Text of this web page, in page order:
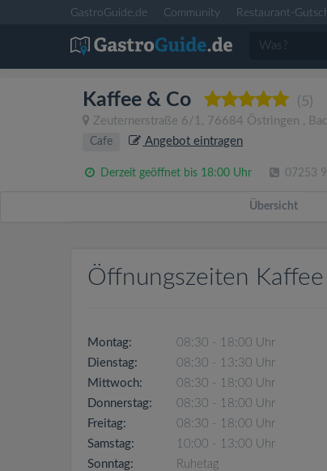
GastroGuide.de Community Restaurant-
Kaffee & Co (5)
Zeuternerstraße 6/1 , 76684 Östringen ,
Cafe
Angebot eintragen
Derzeit geöffnet bis 18:00 Uhr 07253
Übersicht
Öffnungszeiten
Montag:
08:30 - 18:00 Uhr
Dienstag:
08:30 - 13:30 Uhr
Mittwoch:
08:30 - 18:00 Uhr
Donnerstag:
08:30 - 18:00 Uhr
Freitag:
08:30 - 18:00 Uhr
Samstag:
10:00 - 13:00 Uhr
Sonntag:
Ruhetag